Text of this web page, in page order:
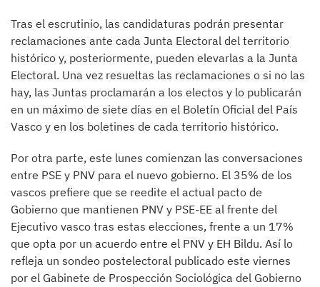
Tras el escrutinio, las candidaturas podrán presentar
reclamaciones ante cada Junta Electoral del territorio
histórico y, posteriormente, pueden elevarlas a la Junta
Electoral. Una vez resueltas las reclamaciones o si no las
hay, las Juntas proclamarán a los electos y lo publicarán
en un máximo de siete días en el Boletín Oficial del País
Vasco y en los boletines de cada territorio histórico.
Por otra parte, este lunes comienzan las conversaciones
entre PSE y PNV para el nuevo gobierno. El 35% de los
vascos prefiere que se reedite el actual pacto de
Gobierno que mantienen PNV y PSE-EE al frente del
Ejecutivo vasco tras estas elecciones, frente a un 17%
que opta por un acuerdo entre el PNV y EH Bildu. Así lo
refleja un sondeo postelectoral publicado este viernes
por el Gabinete de Prospección Sociológica del Gobierno